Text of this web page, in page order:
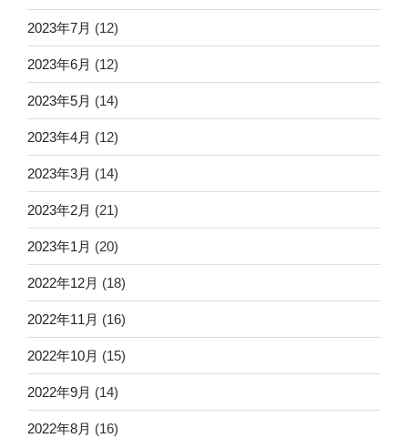
2023年7月 (12)
2023年6月 (12)
2023年5月 (14)
2023年4月 (12)
2023年3月 (14)
2023年2月 (21)
2023年1月 (20)
2022年12月 (18)
2022年11月 (16)
2022年10月 (15)
2022年9月 (14)
2022年8月 (16)